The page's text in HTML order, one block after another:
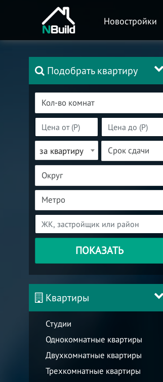
Новостройки
Подобрать квартиру
за квартиру
ПОКАЗАТЬ
Квартиры
Студии
Однокомнатные квартиры
Двухкомнатные квартиры
Трехкомнатные квартиры